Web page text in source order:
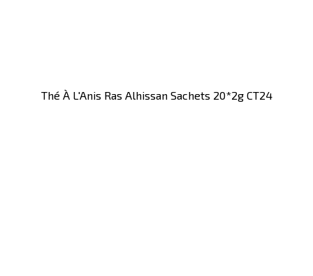
Thé À L'Anis Ras Alhissan Sachets 20*2g CT24